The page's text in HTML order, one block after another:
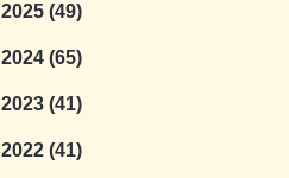
2025 (49)
2024 (65)
2023 (41)
2022 (41)